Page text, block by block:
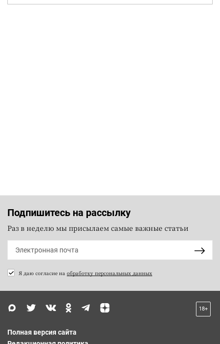
Подпишитесь на рассылку
Раз в неделю мы присылаем самые важные статьи
Я даю согласие на обработку персональных данных
18+
Полная версия сайта